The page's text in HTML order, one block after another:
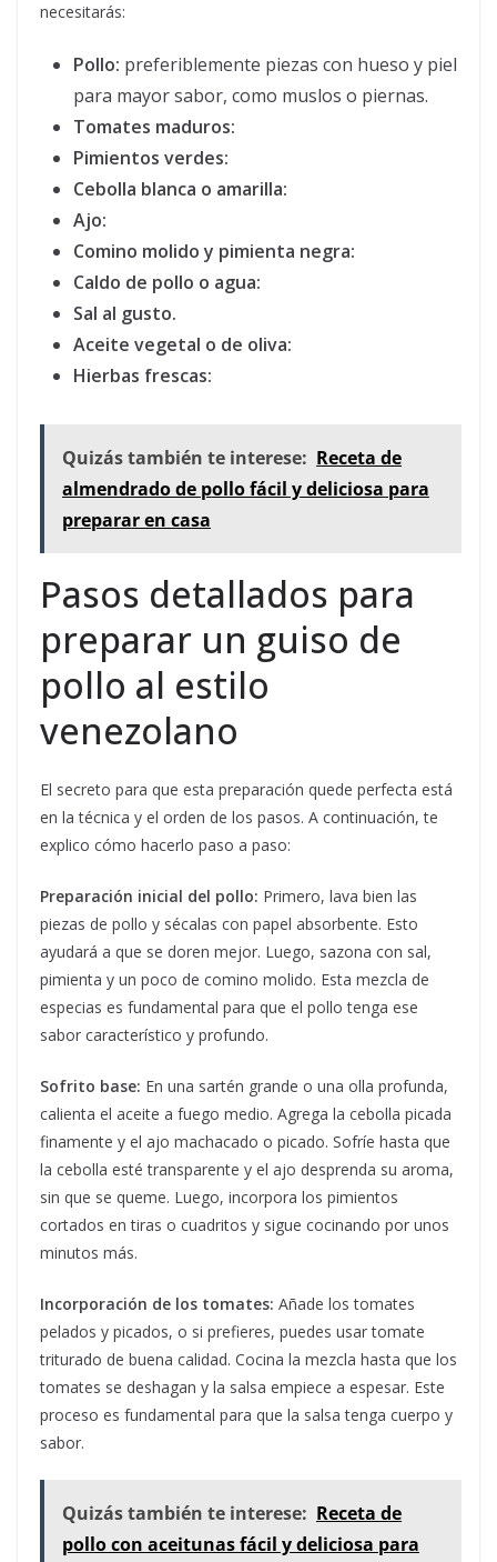
necesitarás:
Pollo: preferiblemente piezas con hueso y piel
para mayor sabor, como muslos o piernas.
Tomates maduros:
Pimientos verdes:
Cebolla blanca o amarilla:
Ajo:
Comino molido y pimienta negra:
Caldo de pollo o agua:
Sal al gusto.
Aceite vegetal o de oliva:
Hierbas frescas:
Quizás también te interese: Receta de
almendrado de pollo fácil y deliciosa para
preparar en casa
Pasos detallados para
preparar un guiso de
pollo al estilo
venezolano
El secreto para que esta preparación quede perfecta está
en la técnica y el orden de los pasos. A continuación, te
explico cómo hacerlo paso a paso:
Preparación inicial del pollo: Primero, lava bien las
piezas de pollo y sécalas con papel absorbente. Esto
ayudará a que se doren mejor. Luego, sazona con sal,
pimienta y un poco de comino molido. Esta mezcla de
especias es fundamental para que el pollo tenga ese
sabor característico y profundo.
Sofrito base: En una sartén grande o una olla profunda,
calienta el aceite a fuego medio. Agrega la cebolla picada
finamente y el ajo machacado o picado. Sofríe hasta que
la cebolla esté transparente y el ajo desprenda su aroma,
sin que se queme. Luego, incorpora los pimientos
cortados en tiras o cuadritos y sigue cocinando por unos
minutos más.
Incorporación de los tomates: Añade los tomates
pelados y picados, o si prefieres, puedes usar tomate
triturado de buena calidad. Cocina la mezcla hasta que los
tomates se deshagan y la salsa empiece a espesar. Este
proceso es fundamental para que la salsa tenga cuerpo y
sabor.
Quizás también te interese: Receta de
pollo con aceitunas fácil y deliciosa para